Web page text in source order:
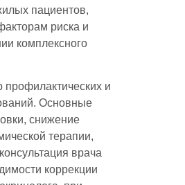
пациентов,
риска и
комплексного
и
Основные
снижение
терапии,
врача
коррекции